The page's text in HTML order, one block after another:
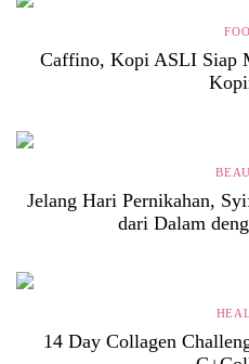
Caffino, Kopi ASLI Siap
Jelang Hari Pernikahan,
dari Dalam
14 Day Collagen